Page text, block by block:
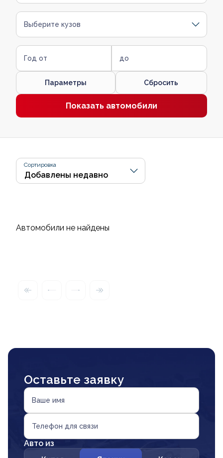
Выберите кузов
Год от до
Параметры Сбросить
Показать автомобили
Сортировка
Автомобили не найдены
Оставьте заявку
Ваше имя
Телефон для связи
Авто из